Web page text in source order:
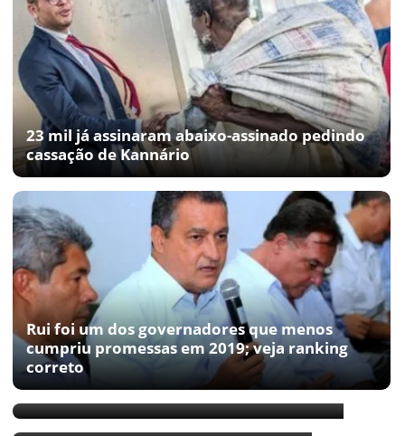
23 mil já assinaram abaixo-assinado pedindo
cassação de Kannário
Rui foi um dos governadores que menos
cumpriu promessas em 2019; veja ranking
correto
Alba cogitou cassar mandato de Marcell
STJ confirma decisão sobre Caetano